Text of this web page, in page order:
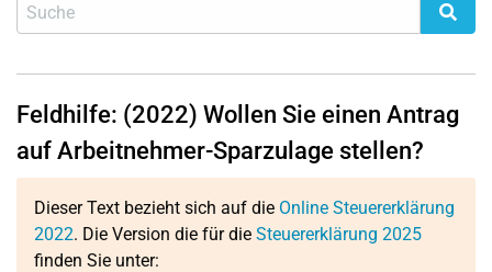
Feldhilfe: (2022) Wollen Sie einen Antrag
auf Arbeitnehmer-Sparzulage stellen?
Dieser Text bezieht sich auf die Online Steuererklärung
2022. Die Version die für die Steuererklärung 2025
finden Sie unter: